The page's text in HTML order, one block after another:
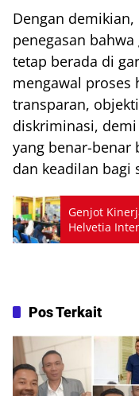
Dengan
penegasan
tetap berada di
mengawal proses
transparan,
diskriminasi,
yang benar-benar
dan keadilan bagi
Genjot
Helvetia
Layanan
Pos Terkait